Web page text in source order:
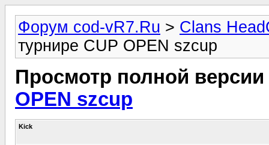
Форум cod-vR7.Ru > Clans
турнире CUP OPEN szcup
Просмотр полной
OPEN szcup
Kick